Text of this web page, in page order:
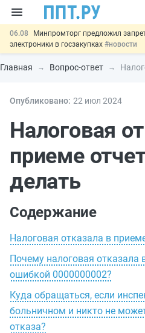
06.08
Минпромторг предложил
электроники в госзакупках #новости
06.08 Подписан указ об отмене
недружественных стран#новости
06.08
Важно
Обеспечительный
00:01
#новости
Главная Вопрос-ответ
Опубликовано: 22 июл 2024
Налоговая
приеме
делать
Содержание
Налоговая отказала в
Почему налоговая отказала
ошибкой 0000000002?
Куда обращаться, если
больничном и никто не
отказа?